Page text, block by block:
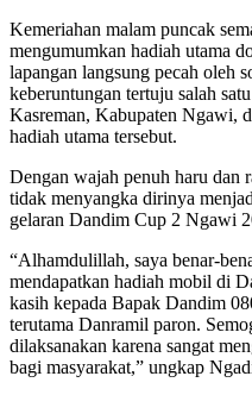
Kemeriahan malam puncak
mengumumkan hadiah utama
lapangan langsung pecah oleh
keberuntungan tertuju salah
Kasreman, Kabupaten Ngawi,
hadiah utama tersebut.
Dengan wajah penuh haru dan
tidak menyangka dirinya
gelaran Dandim Cup 2 Ngawi
“Alhamdulillah, saya benar-
mendapatkan hadiah mobil di
kasih kepada Bapak Dandim
terutama Danramil paron.
dilaksanakan karena sangat
bagi masyarakat,” ungkap